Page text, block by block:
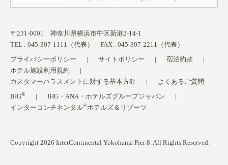
〒231-0001 神奈川県横浜市中区新港2-14-1
TEL : 045-307-1111（代表） FAX : 045-307-2211（代表）
プライバシーポリシー
サイトポリシー
宿泊約款
ホテル施設利用規約
カスタマーハラスメントに対する基本方針
よくあるご質問
IHG®
IHG・ANA・ホテルズグループジャパン
インターコンチネンタル®ホテルズ＆リゾーツ
Copyright 2026 InterContinental Yokohama Pier 8. All Rights Reserved.